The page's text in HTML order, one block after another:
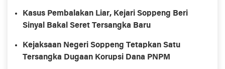
Kasus Pembalakan Liar, Kejari Soppeng Beri
Sinyal Bakal Seret Tersangka Baru
Kejaksaan Negeri Soppeng Tetapkan Satu
Tersangka Dugaan Korupsi Dana PNPM